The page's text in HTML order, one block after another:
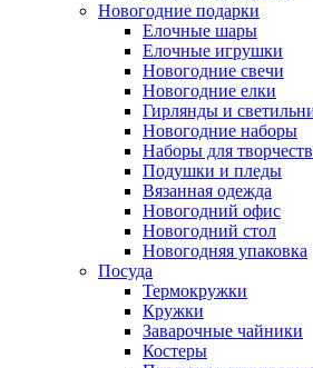
Новогодние подарки
Елочные шары
Елочные игрушки
Новогодние свечи
Новогодние елки
Гирлянды и
Новогодние наборы
Наборы для
Подушки и пледы
Вязанная одежда
Новогодний офис
Новогодний стол
Новогодняя упаковка
Посуда
Термокружки
Кружки
Заварочные чайники
Костеры